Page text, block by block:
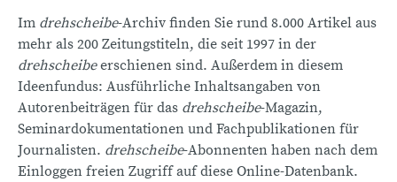
Im drehscheibe-Archiv finden Sie rund 8.000 Artikel aus
mehr als 200 Zeitungstiteln, die seit 1997 in der
drehscheibeerschienen sind. Außerdem in diesem
Ideenfundus: Ausführliche Inhaltsangaben von
Autorenbeiträgen für das drehscheibe-Magazin,
Seminardokumentationen und Fachpublikationen für
Journalisten. drehscheibe-Abonnenten haben nach dem
Einloggen freien Zugriff auf diese Online-Datenbank.